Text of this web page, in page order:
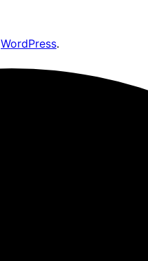
WordPress.